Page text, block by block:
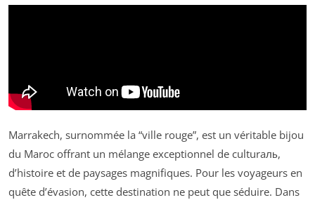
Marrakech, surnommée la “ville rouge”, est un véritable bijou
du Maroc offrant un mélange exceptionnel de culturaль,
d’histoire et de paysages magnifiques. Pour les voyageurs en
quête d’évasion, cette destination ne peut que séduire. Dans